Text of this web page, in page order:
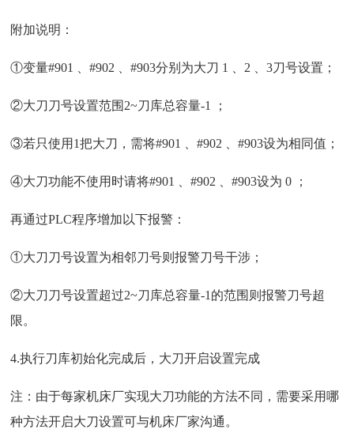
附加说明：
①变量#901 、#902 、#903分别为大刀 1 、2 、3刀号设置；
②大刀刀号设置范围2~刀库总容量-1 ；
③若只使用1把大刀，需将#901 、#902 、#903设为相同值；
④大刀功能不使用时请将#901 、#902 、#903设为 0 ；
再通过PLC程序增加以下报警：
①大刀刀号设置为相邻刀号则报警刀号干涉；
②大刀刀号设置超过2~刀库总容量-1的范围则报警刀号超
限。
4.执行刀库初始化完成后，大刀开启设置完成
注：由于每家机床厂实现大刀功能的方法不同，需要采用哪
种方法开启大刀设置可与机床厂家沟通。